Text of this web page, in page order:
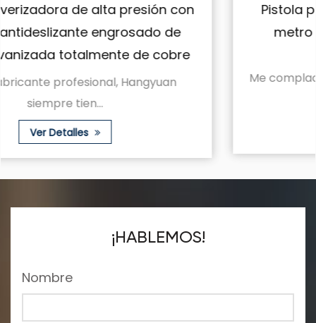
Pistola pulverizadora de pistola de un
metro de largo tipo llave agrícola
Me complace presentarles la pistola
¡HABLEMOS!
Nombre